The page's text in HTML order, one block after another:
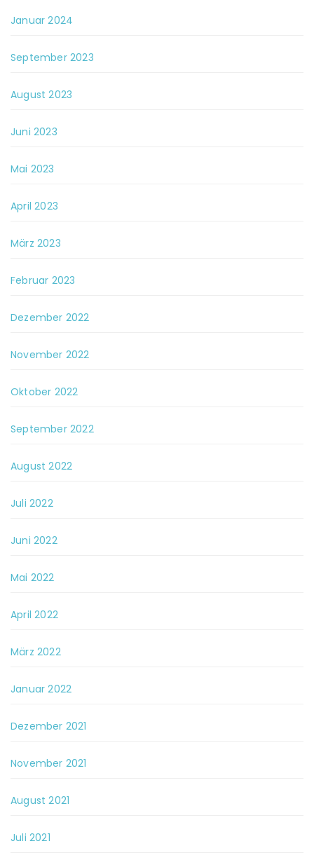
Januar 2024
September 2023
August 2023
Juni 2023
Mai 2023
April 2023
März 2023
Februar 2023
Dezember 2022
November 2022
Oktober 2022
September 2022
August 2022
Juli 2022
Juni 2022
Mai 2022
April 2022
März 2022
Januar 2022
Dezember 2021
November 2021
August 2021
Juli 2021